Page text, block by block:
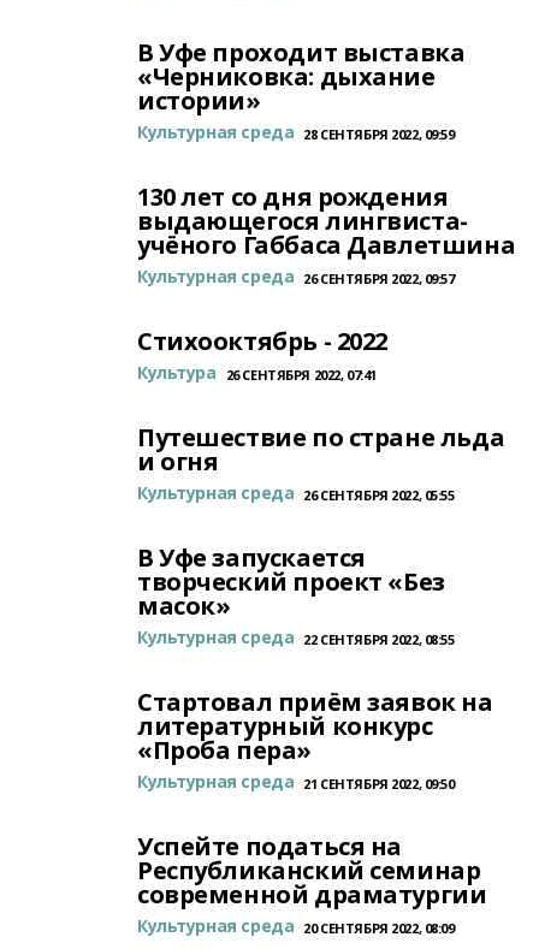
В Уфе проходит выставка
«Черниковка: дыхание
истории»
Культурная среда 28 СЕНТЯБРЯ 2022, 09:59
130 лет со дня рождения
выдающегося лингвиста-
учёного Габбаса Давлетшина
Культурная среда 26 СЕНТЯБРЯ 2022, 09:57
Стихооктябрь - 2022
Культура 26 СЕНТЯБРЯ 2022, 07:41
Путешествие по стране льда
и огня
Культурная среда 26 СЕНТЯБРЯ 2022, 05:55
В Уфе запускается
творческий проект «Без
масок»
Культурная среда 22 СЕНТЯБРЯ 2022, 08:55
Стартовал приём заявок на
литературный конкурс
«Проба пера»
Культурная среда 21 СЕНТЯБРЯ 2022, 09:50
Успейте податься на
Республиканский семинар
современной драматургии
Культурная среда 20 СЕНТЯБРЯ 2022, 08:09